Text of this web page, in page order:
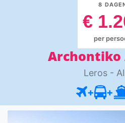
8
€
per
Archontiko
Leros -
+ +